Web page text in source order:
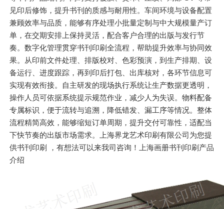
见印后修饰，提升书刊的质感与耐用性。车间环境与设备配置
兼顾效率与品质，能够有序处理小批量定制与中大规模量产订
单，在交期安排上保持灵活，配合客户合理的出版与发行节
奏。数字化管理贯穿书刊印刷全流程，帮助提升效率与协同效
果。从印前文件处理、排版校对、色彩预演，到生产排期、设
备运行、进度跟踪，再到印后打包、出库核对，各环节信息可
实现有效衔接。自主研发的现场执行系统让生产数据更透明，
操作人员可依据系统提示规范作业，减少人为失误。物料配备
专属标识，便于流转与追溯，降低错发、漏工序等情况。整体
流程精简高效，能够缩短订单周期，提升交付可靠性，适配当
下快节奏的出版市场需求。上海界龙艺术印刷有限公司为您提
供书刊印刷 ，有想法可以来我司咨询！上海画册书刊印刷产品
介绍